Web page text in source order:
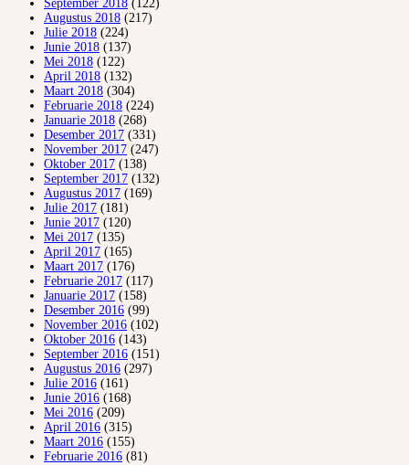
September 2018 (122)
Augustus 2018 (217)
Julie 2018 (224)
Junie 2018 (137)
Mei 2018 (122)
April 2018 (132)
Maart 2018 (304)
Februarie 2018 (224)
Januarie 2018 (268)
Desember 2017 (331)
November 2017 (247)
Oktober 2017 (138)
September 2017 (132)
Augustus 2017 (169)
Julie 2017 (181)
Junie 2017 (120)
Mei 2017 (135)
April 2017 (165)
Maart 2017 (176)
Februarie 2017 (117)
Januarie 2017 (158)
Desember 2016 (99)
November 2016 (102)
Oktober 2016 (143)
September 2016 (151)
Augustus 2016 (297)
Julie 2016 (161)
Junie 2016 (168)
Mei 2016 (209)
April 2016 (315)
Maart 2016 (155)
Februarie 2016 (81)